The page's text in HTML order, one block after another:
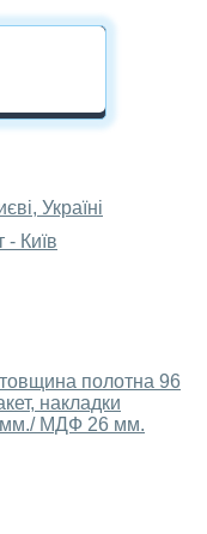
у нашому
двері
Україні
- Київ
полотна 96
накладки
мм./ МДФ 26 мм.